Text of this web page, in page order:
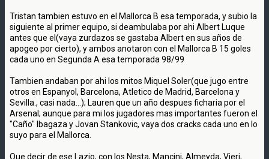
Tristan tambien estuvo en el Mallorca B esa temporada, y subio la
siguiente al primer equipo, si deambulaba por ahi Albert Luque
antes que el(vaya zurdazos se gastaba Albert en sus años de
apogeo por cierto), y ambos anotaron con el Mallorca B 15 goles
cada uno en Segunda A esa temporada 98/99
Tambien andaban por ahi los mitos Miquel Soler(que jugo entre
otros en Espanyol, Barcelona, Atletico de Madrid, Barcelona y
Sevilla., casi nada...); Lauren que un año despues ficharia por el
Arsenal; aunque para mi los jugadores mas importantes fueron el
"Caño" Ibagaza y Jovan Stankovic, vaya dos cracks cada uno en lo
suyo para el Mallorca.
Que decir de ese Lazio, con los Nesta, Mancini, Almeyda, Vieri,